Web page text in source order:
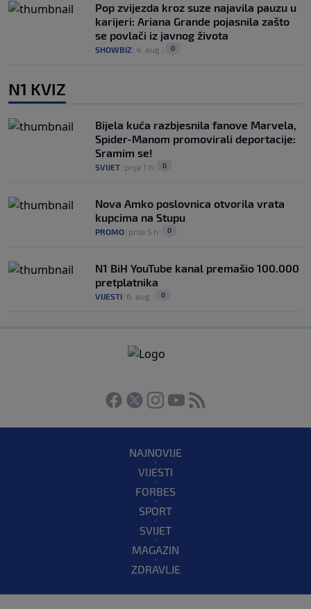
Pop zvijezda kroz suze najavila pauzu u
karijeri: Ariana Grande pojasnila zašto
se povlači iz javnog života
SHOWBIZ 4. aug. 0
N1 KVIZ
Bijela kuća razbjesnila fanove Marvela,
Spider-Manom promovirali deportacije:
Sramim se!
SVIJET prije 1 h 0
Nova Amko poslovnica otvorila vrata
kupcima na Stupu
PROMO prije 5 h 0
N1 BiH YouTube kanal premašio 100.000
pretplatnika
VIJESTI 6. aug. 0
NAJNOVIJE
VIJESTI
FORBES
SPORT
SVIJET
MAGAZIN
ZDRAVLJE